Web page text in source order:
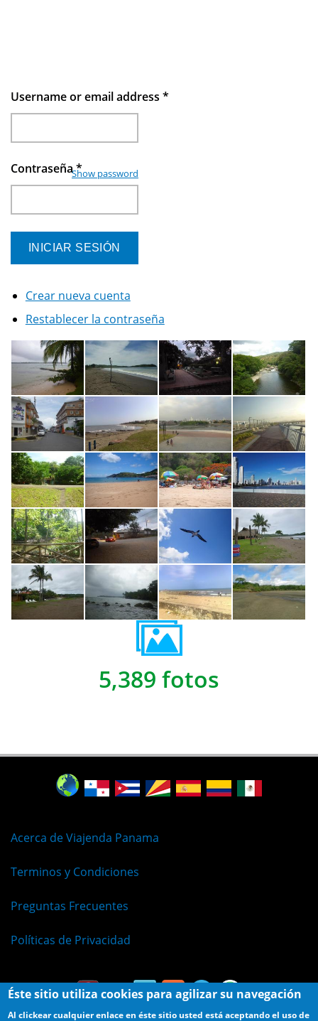
Username or email address *
Contraseña*
Show password
Crear nueva cuenta
Restablecer la contraseña
5,389 fotos
Acerca de Viajenda Panama
Terminos y Condiciones
Preguntas Frecuentes
Políticas de Privacidad
Éste sitio utiliza cookies para agilizar su navegación
Al clickear cualquier enlace en éste sitio usted está aceptando el uso de